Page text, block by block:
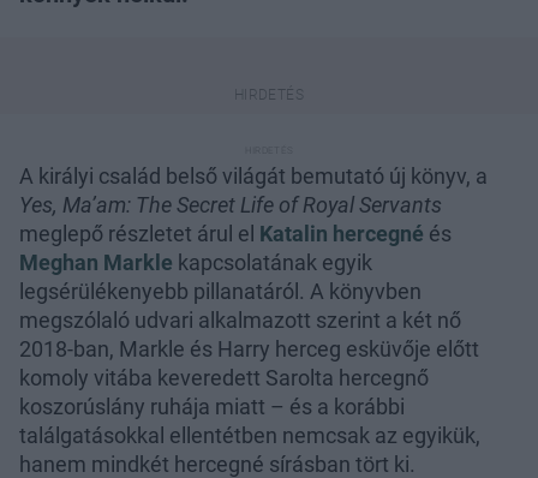
A királyi család belső világát bemutató új könyv, a
Yes, Ma’am: The Secret Life of Royal Servants
meglepő részletet árul el Katalin hercegné és
Meghan Markle kapcsolatának egyik
legsérülékenyebb pillanatáról. A könyvben
megszólaló udvari alkalmazott szerint a két nő
2018-ban, Markle és Harry herceg esküvője előtt
komoly vitába keveredett Sarolta hercegnő
koszorúslány ruhája miatt – és a korábbi
találgatásokkal ellentétben nemcsak az egyikük,
hanem mindkét hercegné sírásban tört ki.